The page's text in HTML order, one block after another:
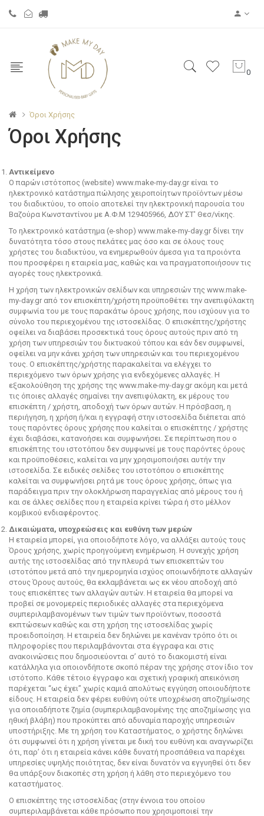
0
Όροι Χρήσης
Όροι Χρήσης
Αντικείμενο
Ο παρών ιστότοπος (website) www.make-my-day.gr είναι το
ηλεκτρονικό κατάστημα πώλησης χειροποίητων προϊόντων μέσω
του διαδικτύου, το οποίο αποτελεί την ηλεκτρονική παρουσία του
Βαζούρα Κωνσταντίνου με Α.Φ.Μ 129405966, ΔΟΥ ΣΤ' Θεσ/νίκης.
Το ηλεκτρονικό κατάστημα (e-shop) www.make-my-day.gr δίνει την
δυνατότητα τόσο στους πελάτες μας όσο και σε όλους τους
χρήστες του διαδικτύου, να ενημερωθούν άμεσα για τα προιόντα
που προσφέρει η εταιρεία μας, καθώς και να πραγματοποιήσουν τις
αγορές τους ηλεκτρονικά.
Η χρήση των ηλεκτρονικών σελίδων και υπηρεσιών της www.make-
my-day.gr από τον επισκέπτη/χρήστη προϋποθέτει την ανεπιφύλακτη
συμφωνία του με τους παρακάτω όρους χρήσης, που ισχύουν για το
σύνολο του περιεχομένου της ιστοσελίδας. O επισκέπτης/χρήστης
οφείλει να διαβάσει προσεκτικά τους όρους αυτούς πριν από τη
χρήση των υπηρεσιών του δικτυακού τόπου και εάν δεν συμφωνεί,
οφείλει να μην κάνει χρήση των υπηρεσιών και του περιεχομένου
τους. Ο επισκέπτης/χρήστης παρακαλείται να ελέγχει το
περιεχόμενο των όρων χρήσης για ενδεχόμενες αλλαγές. Η
εξακολούθηση της χρήσης της www.make-my-day.gr ακόμη και μετά
τις όποιες αλλαγές σημαίνει την ανεπιφύλακτη, εκ μέρους του
επισκέπτη / χρήστη, αποδοχή των όρων αυτών. Η πρόσβαση, η
περιήγηση, η χρήση ή/και η εγγραφή στην ιστοσελίδα διέπεται από
τους παρόντες όρους χρήσης που καλείται ο επισκέπτης / χρήστης
έχει διαβάσει, κατανοήσει και συμφωνήσει. Σε περίπτωση που ο
επισκέπτης του ιστοτόπου δεν συμφωνεί με τους παρόντες όρους
και προϋποθέσεις, καλείται να μην χρησιμοποιήσει αυτήν την
ιστοσελίδα. Σε ειδικές σελίδες του ιστοτόπου ο επισκέπτης
καλείται να συμφωνήσει ρητά με τους όρους χρήσης, όπως για
παράδειγμα πριν την ολοκλήρωση παραγγελίας από μέρους του ή
και σε άλλες σελίδες που η εταιρεία κρίνει τώρα ή στο μέλλον
κομβικού ενδιαφέροντος.
Δικαιώματα, υποχρεώσεις και ευθύνη των μερών
Η εταιρεία μπορεί, για οποιοδήποτε λόγο, να αλλάξει αυτούς τους
Όρους χρήσης, χωρίς προηγούμενη ενημέρωση. Η συνεχής χρήση
αυτής της ιστοσελίδας από την πλευρά των επισκεπτών του
ιστοτόπου μετά από την ημερομηνία ισχύος οποιωνδήποτε αλλαγών
στους Όρους αυτούς, θα εκλαμβάνεται ως εκ νέου αποδοχή από
τους επισκέπτες των αλλαγών αυτών. Η εταιρεία θα μπορεί να
προβεί σε μονομερείς περιοδικές αλλαγές στα περιεχόμενα
συμπεριλαμβανομένων των τιμών των προϊόντων, ποσοστά
εκπτώσεων καθώς και στη χρήση της ιστοσελίδας χωρίς
προειδοποίηση. Η εταιρεία δεν δηλώνει με κανέναν τρόπο ότι οι
πληροφορίες που περιλαμβάνονται στα έγγραφα και στις
ανακοινώσεις που δημοσιεύονται σ’ αυτό το διακομιστή είναι
κατάλληλα για οποιονδήποτε σκοπό πέραν της χρήσης στον ίδιο τον
ιστότοπο. Κάθε τέτοιο έγγραφο και σχετική γραφική απεικόνιση
παρέχεται “ως έχει” χωρίς καμιά απολύτως εγγύηση οποιουδήποτε
είδους. Η εταιρεία δεν φέρει ευθύνη ούτε υποχρέωση αποζημίωσης
για οποιαδήποτε ζημία (συμπεριλαμβανομένης της αποζημίωσης για
ηθική βλάβη) που προκύπτει από αδυναμία παροχής υπηρεσιών
υποστήριξης. Με τη χρήση του Καταστήματος, ο χρήστης δηλώνει
ότι συμφωνεί ότι η χρήση γίνεται με δική του ευθύνη και αναγνωρίζει
ότι, παρ’ ότι η εταιρεία κάνει κάθε δυνατή προσπάθεια να παρέχει
υπηρεσίες υψηλής ποιότητας, δεν είναι δυνατόν να εγγυηθεί ότι δεν
θα υπάρξουν διακοπές στη χρήση ή λάθη στο περιεχόμενο του
καταστήματος.
Ο επισκέπτης της ιστοσελίδας (στην έννοια του οποίου
συμπεριλαμβάνεται κάθε πρόσωπο που χρησιμοποιεί την